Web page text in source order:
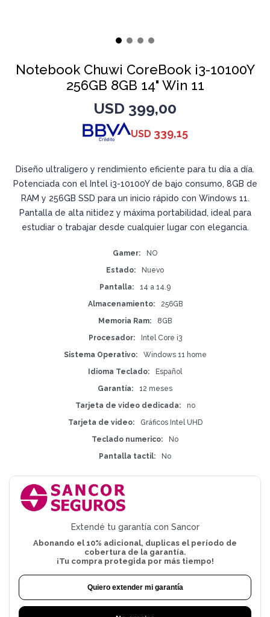
Notebook Chuwi CoreBook i3-10100Y
256GB 8GB 14" Win 11
USD 399,00
USD 339,15
Diseño ultraligero y rendimiento eficiente para tu día a día.
Potenciada con el Intel i3-10100Y de bajo consumo, 8GB de
RAM y 256GB SSD para un inicio rápido con Windows 11.
Pantalla de alta nitidez y máxima portabilidad, ideal para
estudiar o trabajar desde cualquier lugar con elegancia.
Gamer
NO
Estado
Nuevo
Pantalla
14 a 14.9
Almacenamiento
256GB
Memoria Ram
8GB
Procesador
Intel Core i3
Sistema Operativo
Windows 11 home
Idioma Teclado
Español
Garantía
12 meses
Tarjeta de video dedicada
no
Tarjeta de video
Gráficos Intel UHD
Teclado numerico
No
Pantalla tactil
No
Extendé tu garantía con Sancor
Abonando el 10% adicional, duplicas el período de
cobertura de la garantía.
¡Tu compra protegida por más tiempo!
Quiero extender mi garantía